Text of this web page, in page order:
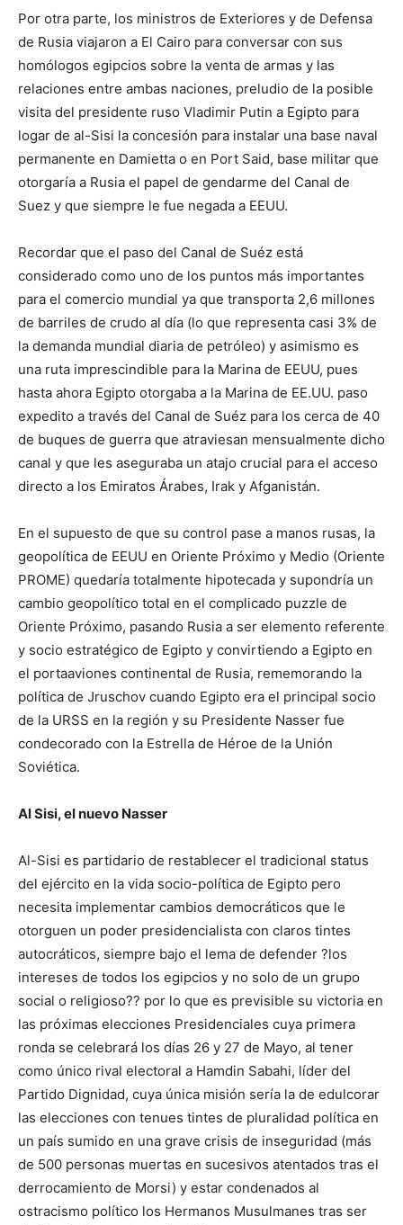
Por otra parte, los ministros de Exteriores y de Defensa
de Rusia viajaron a El Cairo para conversar con sus
homólogos egipcios sobre la venta de armas y las
relaciones entre ambas naciones, preludio de la posible
visita del presidente ruso Vladimir Putin a Egipto para
logar de al-Sisi la concesión para instalar una base naval
permanente en Damietta o en Port Said, base militar que
otorgaría a Rusia el papel de gendarme del Canal de
Suez y que siempre le fue negada a EEUU.
Recordar que el paso del Canal de Suéz está
considerado como uno de los puntos más importantes
para el comercio mundial ya que transporta 2,6 millones
de barriles de crudo al día (lo que representa casi 3% de
la demanda mundial diaria de petróleo) y asimismo es
una ruta imprescindible para la Marina de EEUU, pues
hasta ahora Egipto otorgaba a la Marina de EE.UU. paso
expedito a través del Canal de Suéz para los cerca de 40
de buques de guerra que atraviesan mensualmente dicho
canal y que les aseguraba un atajo crucial para el acceso
directo a los Emiratos Árabes, Irak y Afganistán.
En el supuesto de que su control pase a manos rusas, la
geopolítica de EEUU en Oriente Próximo y Medio (Oriente
PROME) quedaría totalmente hipotecada y supondría un
cambio geopolítico total en el complicado puzzle de
Oriente Próximo, pasando Rusia a ser elemento referente
y socio estratégico de Egipto y convirtiendo a Egipto en
el portaaviones continental de Rusia, rememorando la
política de Jruschov cuando Egipto era el principal socio
de la URSS en la región y su Presidente Nasser fue
condecorado con la Estrella de Héroe de la Unión
Soviética.
Al Sisi, el nuevo Nasser
Al-Sisi es partidario de restablecer el tradicional status
del ejército en la vida socio-política de Egipto pero
necesita implementar cambios democráticos que le
otorguen un poder presidencialista con claros tintes
autocráticos, siempre bajo el lema de defender ?los
intereses de todos los egipcios y no solo de un grupo
social o religioso?? por lo que es previsible su victoria en
las próximas elecciones Presidenciales cuya primera
ronda se celebrará los días 26 y 27 de Mayo, al tener
como único rival electoral a Hamdin Sabahi, líder del
Partido Dignidad, cuya única misión sería la de edulcorar
las elecciones con tenues tintes de pluralidad política en
un país sumido en una grave crisis de inseguridad (más
de 500 personas muertas en sucesivos atentados tras el
derrocamiento de Morsi) y estar condenados al
ostracismo político los Hermanos Musulmanes tras ser